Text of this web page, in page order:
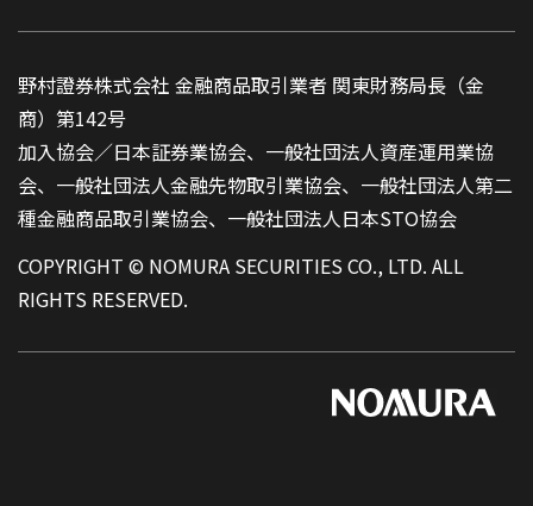
野村證券株式会社 金融商品取引業者 関東財務局長（金
商）第142号
加入協会／日本証券業協会、一般社団法人資産運用業協
会、一般社団法人金融先物取引業協会、一般社団法人第二
種金融商品取引業協会、一般社団法人日本STO協会
COPYRIGHT © NOMURA SECURITIES CO., LTD. ALL
RIGHTS RESERVED.